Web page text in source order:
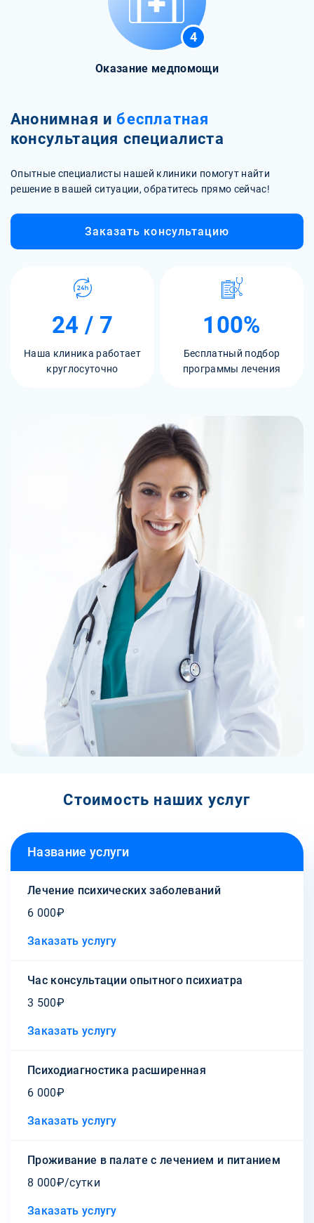
4
Оказание медпомощи
Анонимная и бесплатная
консультация специалиста
Опытные специалисты нашей клиники помогут найти
решение в вашей ситуации, обратитесь прямо сейчас!
Заказать консультацию
24 / 7
Наша клиника работает
круглосуточно
100%
Бесплатный подбор
программы лечения
Стоимость наших услуг
Название услуги
Лечение психических заболеваний
6 000₽
Заказать услугу
Час консультации опытного психиатра
3 500₽
Заказать услугу
Психодиагностика расширенная
6 000₽
Заказать услугу
Проживание в палате с лечением и питанием
8 000₽/сутки
Заказать услугу